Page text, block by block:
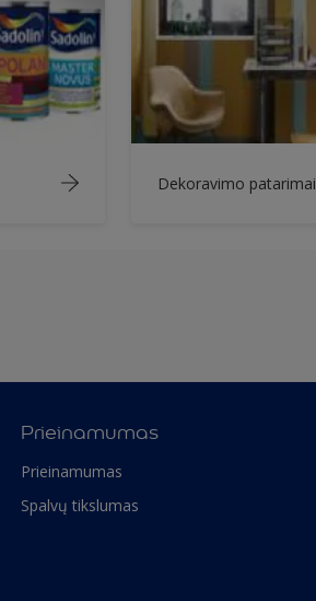
Dekoravimo patarimai
Prieinamumas
Prieinamumas
Spalvų tikslumas